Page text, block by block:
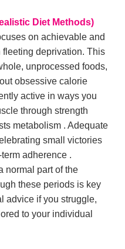
Diet Methods)
on achievable and
deprivation. This
unprocessed foods,
obsessive calorie
active in ways you
through strength
metabolism . Adequate
small victories
adherence .
normal part of the
these periods is key
advice if you struggle,
to your individual